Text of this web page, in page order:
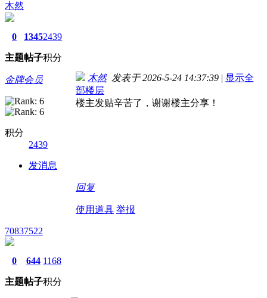
木然
0
主题
1345
帖子
2439
积分
金牌会员
积分
2439
发消息
木然发表于 2026-5-24 14:37:39 | 显示全
部楼层
楼主发贴辛苦了，谢谢楼主分享！
回复
使用道具 举报
70837522
0
主题
644
帖子
1168
积分